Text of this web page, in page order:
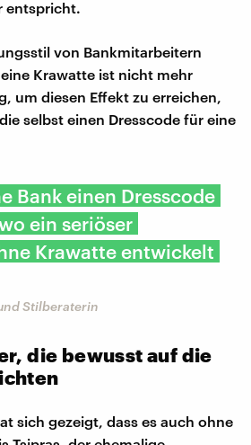
entspricht.
von Bankmitarbeitern
Krawatte ist nicht mehr
um diesen Effekt zu erreichen,
selbst einen Dresscode für eine
Bank einen Dresscode
ein seriöser
Krawatte entwickelt
Stilberaterin
die bewusst auf die
sich gezeigt, dass es auch ohne